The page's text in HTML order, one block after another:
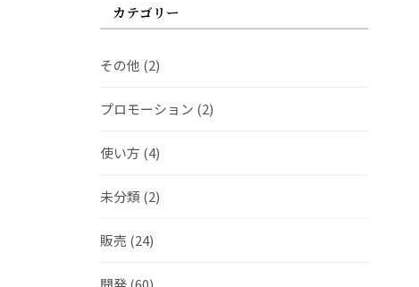
カテゴリー
その他 (2)
プロモーション (2)
使い方 (4)
未分類 (2)
販売 (24)